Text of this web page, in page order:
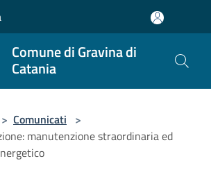
Comune di Gravina di
Catania
> Comunicati >
manutenzione straordinaria ed